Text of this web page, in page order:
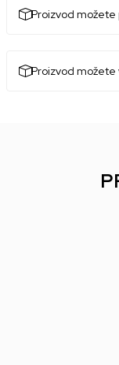
Proizvod
Proizvod možete